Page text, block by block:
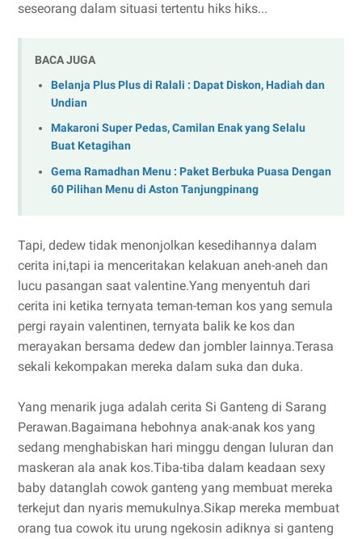
seseorang dalam situasi tertentu hiks hiks...
BACA JUGA
Belanja Plus Plus di Ralali : Dapat Diskon, Hadiah dan
Undian
Makaroni Super Pedas, Camilan Enak yang Selalu
Buat Ketagihan
Gema Ramadhan Menu : Paket Berbuka Puasa Dengan
60 Pilihan Menu di Aston Tanjungpinang
Tapi, dedew tidak menonjolkan kesedihannya dalam
cerita ini,tapi ia menceritakan kelakuan aneh-aneh dan
lucu pasangan saat valentine.Yang menyentuh dari
cerita ini ketika ternyata teman-teman kos yang semula
pergi rayain valentinen, ternyata balik ke kos dan
merayakan bersama dedew dan jombler lainnya.Terasa
sekali kekompakan mereka dalam suka dan duka.
Yang menarik juga adalah cerita Si Ganteng di Sarang
Perawan.Bagaimana hebohnya anak-anak kos yang
sedang menghabiskan hari minggu dengan luluran dan
maskeran ala anak kos.Tiba-tiba dalam keadaan sexy
baby datanglah cowok ganteng yang membuat mereka
terkejut dan nyaris memukulnya.Sikap mereka membuat
orang tua cowok itu urung ngekosin adiknya si ganteng